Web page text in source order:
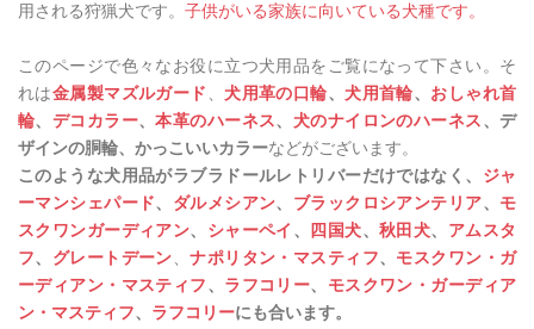
用される狩猟犬です。 子供がいる家族に向いている犬種です。
このページで色々なお役に立つ犬用品をご覧になって下さい。そ
れは金属製マズルガード 、犬用革の口輪、犬用首輪、 おしゃれ首
輪、 デコカラー、本革のハーネス、 犬のナイロンのハーネス、デ
ザインの胴輪、かっこいいカラーなどがございます。
このような犬用品がラブラドールレトリバーだけではなく、 ジャ
ーマンシェパード、 ダルメシアン、 ブラックロシアンテリア、 モ
スクワンガーディアン、 シャーペイ 、 四国犬、秋田犬、 アムスタ
フ、 グレートデーン、ナポリタン・マスティフ、 モスクワン・ガ
ーディアン・マスティフ、 ラフコリー、 モスクワン・ガーディア
ン・マスティフ、 ラフコリーにも合います。